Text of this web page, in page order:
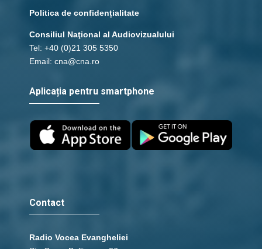
Politica de confidențialitate
Consiliul Naţional al Audiovizualului
Tel: +40 (0)21 305 5350
Email: cna@cna.ro
Aplicația pentru smartphone
Contact
Radio Vocea Evangheliei